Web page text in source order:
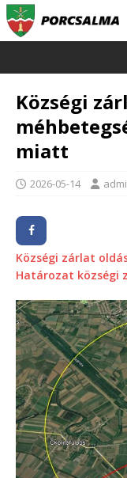
Községi
miatt
2026-05-14
Községi zárlat
Határozat községi